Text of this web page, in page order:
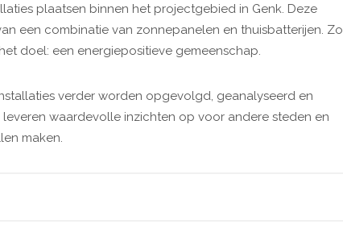
plaatsen binnen het projectgebied in Genk. Deze
een combinatie van zonnepanelen en thuisbatterijen. Zo
doel: een energiepositieve gemeenschap.
verder worden opgevolgd, geanalyseerd en
leveren waardevolle inzichten op voor andere steden en
maken.